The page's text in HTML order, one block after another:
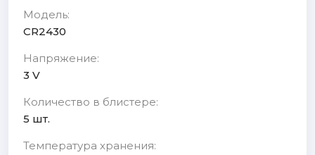
Модель:
CR2430
Напряжение:
3 V
Количество в блистере:
5 шт.
Температура хранения: